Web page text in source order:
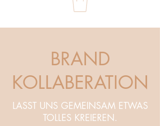
BRAND
KOLLABERATION
LASST UNS GEMEINSAM ETWAS
TOLLES KREIEREN.